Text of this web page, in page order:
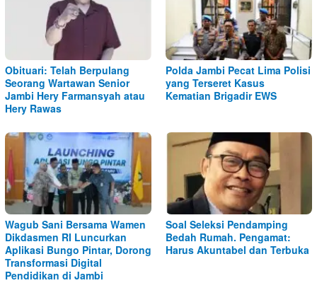
Obituari: Telah Berpulang
Seorang Wartawan Senior
Jambi Hery Farmansyah atau
Hery Rawas
Polda Jambi Pecat Lima Polisi
yang Terseret Kasus
Kematian Brigadir EWS
Wagub Sani Bersama Wamen
Dikdasmen RI Luncurkan
Aplikasi Bungo Pintar, Dorong
Transformasi Digital
Pendidikan di Jambi
Soal Seleksi Pendamping
Bedah Rumah. Pengamat:
Harus Akuntabel dan Terbuka